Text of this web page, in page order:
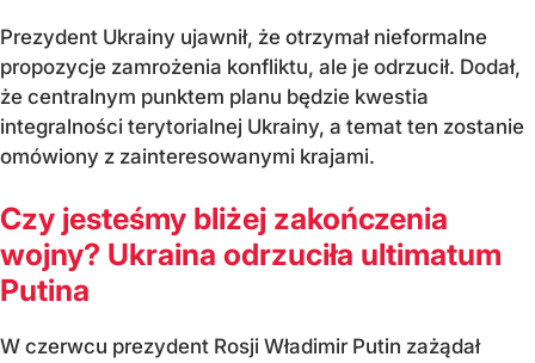
Prezydent Ukrainy ujawnił, że otrzymał nieformalne
propozycje zamrożenia konfliktu, ale je odrzucił. Dodał,
że centralnym punktem planu będzie kwestia
integralności terytorialnej Ukrainy, a temat ten zostanie
omówiony z zainteresowanymi krajami.
Czy jesteśmy bliżej zakończenia
wojny? Ukraina odrzuciła ultimatum
Putina
W czerwcu prezydent Rosji Władimir Putin zażądał